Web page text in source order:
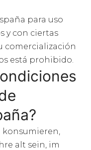
para uso
y con ciertas
comercialización
está prohibido.
konsumieren,
alt sein, im